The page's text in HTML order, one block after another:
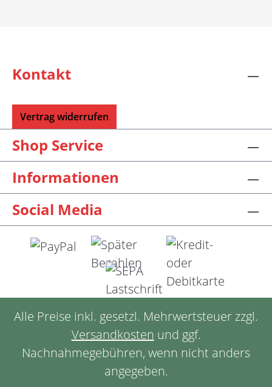
Kontakt
Vertrag widerrufen
Shop Service
Informationen
Social Media
Alle Preise inkl. gesetzl. Mehrwertsteuer zzgl.
Versandkosten und ggf.
Nachnahmegebühren, wenn nicht anders
angegeben.